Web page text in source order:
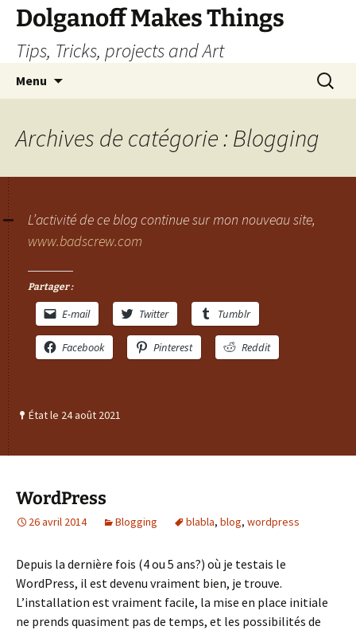
Dolganoff Makes Things
Tips, Tricks, projects and Art
Menu
Archives de catégorie : Blogging
L’activité de ce blog continue sur mon nouveau site,
www.badscrew.com
Partager :
E-mail Twitter Tumblr
Facebook Pinterest Reddit
État le 24 août 2021
WordPress
26 avril 2014 Blogging blabla, blog, wordpress
Depuis la dernière fois (4 ou 5 ans?) où je testais le
WordPress, il est devenu vraiment bien, je trouve.
L’installation est vraiment facile, la mise en place initiale
ne prends quasiment pas de temps, et les possibilités de